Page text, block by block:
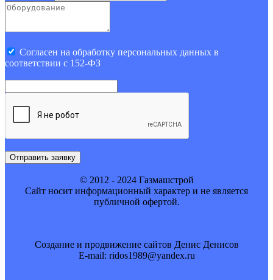
Cогласен на обработку персональных данных в
соответствии с 152-ФЗ
Отправить заявку
© 2012 - 2024 Газмашстрой
Cайт носит информационный характер и не является
публичной офертой.
Создание и продвижение сайтов Денис Денисов
E-mail: ridos1989@yandex.ru